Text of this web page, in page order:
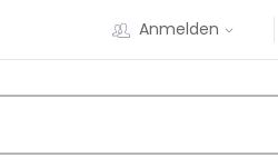
Anmelden